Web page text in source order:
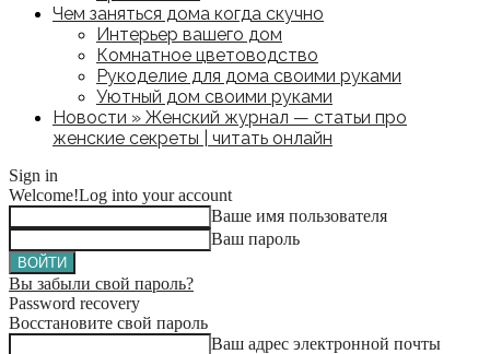
Чем заняться дома когда скучно
Интерьер вашего дом
Комнатное цветоводство
Рукоделие для дома своими руками
Уютный дом своими руками
Новости » Женский журнал — статьи про
женские секреты | читать онлайн
Sign in
Welcome!Log into your account
Ваше имя пользователя
Ваш пароль
Вы забыли свой пароль?
Password recovery
Восстановите свой пароль
Ваш адрес электронной почты